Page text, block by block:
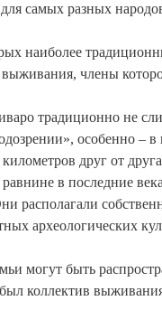
самых разных
наиболее
выживания, члены
традиционно не
особенно – в
друг от
в последние
располагали
археологических
могут быть
коллектив